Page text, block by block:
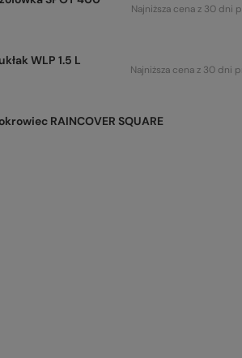
Najniższa cena z 30 dni
WLP 1.5 L
Najniższa cena z 30 dni
RAINCOVER SQUARE